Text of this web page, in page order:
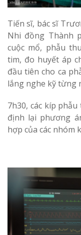
Tiến sĩ, bác sĩ
Nhi đồng Thành
cuộc mổ, phẫu
tim, đo huyết áp
đầu tiên cho ca
lắng nghe kỹ từng
7h30, các kíp
định lại phương
hợp của các nhóm